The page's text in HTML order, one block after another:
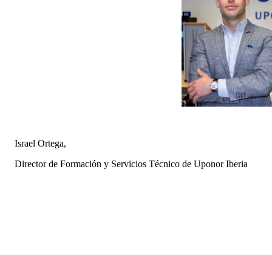
Israel Ortega,
Director de Formación y Servicios Técnico de Uponor Iberia